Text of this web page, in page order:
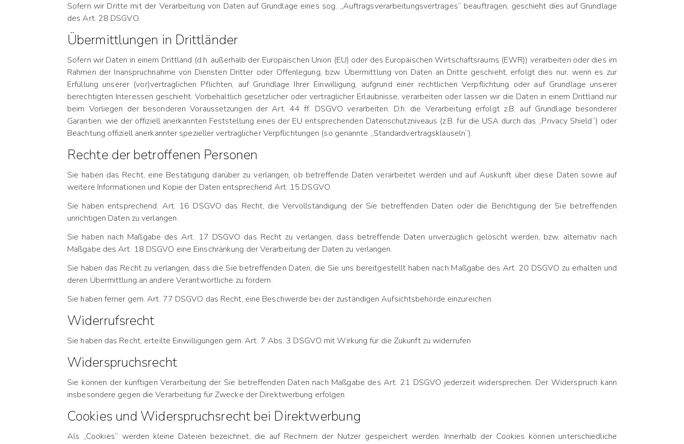
Sofern wir Dritte mit der Verarbeitung von Daten auf Grundlage eines sog. „Auftragsverarbeitungsvertrages“ beauftragen, geschieht dies auf Grundlage
des Art. 28 DSGVO.
Übermittlungen in Drittländer
Sofern wir Daten in einem Drittland (d.h. außerhalb der Europäischen Union (EU) oder des Europäischen Wirtschaftsraums (EWR)) verarbeiten oder dies im
Rahmen der Inanspruchnahme von Diensten Dritter oder Offenlegung, bzw. Übermittlung von Daten an Dritte geschieht, erfolgt dies nur, wenn es zur
Erfüllung unserer (vor)vertraglichen Pflichten, auf Grundlage Ihrer Einwilligung, aufgrund einer rechtlichen Verpflichtung oder auf Grundlage unserer
berechtigten Interessen geschieht. Vorbehaltlich gesetzlicher oder vertraglicher Erlaubnisse, verarbeiten oder lassen wir die Daten in einem Drittland nur
beim Vorliegen der besonderen Voraussetzungen der Art. 44 ff. DSGVO verarbeiten. D.h. die Verarbeitung erfolgt z.B. auf Grundlage besonderer
Garantien, wie der offiziell anerkannten Feststellung eines der EU entsprechenden Datenschutzniveaus (z.B. für die USA durch das „Privacy Shield“) oder
Beachtung offiziell anerkannter spezieller vertraglicher Verpflichtungen (so genannte „Standardvertragsklauseln“).
Rechte der betroffenen Personen
Sie haben das Recht, eine Bestätigung darüber zu verlangen, ob betreffende Daten verarbeitet werden und auf Auskunft über diese Daten sowie auf
weitere Informationen und Kopie der Daten entsprechend Art. 15 DSGVO.
Sie haben entsprechend. Art. 16 DSGVO das Recht, die Vervollständigung der Sie betreffenden Daten oder die Berichtigung der Sie betreffenden
unrichtigen Daten zu verlangen.
Sie haben nach Maßgabe des Art. 17 DSGVO das Recht zu verlangen, dass betreffende Daten unverzüglich gelöscht werden, bzw. alternativ nach
Maßgabe des Art. 18 DSGVO eine Einschränkung der Verarbeitung der Daten zu verlangen.
Sie haben das Recht zu verlangen, dass die Sie betreffenden Daten, die Sie uns bereitgestellt haben nach Maßgabe des Art. 20 DSGVO zu erhalten und
deren Übermittlung an andere Verantwortliche zu fordern.
Sie haben ferner gem. Art. 77 DSGVO das Recht, eine Beschwerde bei der zuständigen Aufsichtsbehörde einzureichen.
Widerrufsrecht
Sie haben das Recht, erteilte Einwilligungen gem. Art. 7 Abs. 3 DSGVO mit Wirkung für die Zukunft zu widerrufen
Widerspruchsrecht
Sie können der künftigen Verarbeitung der Sie betreffenden Daten nach Maßgabe des Art. 21 DSGVO jederzeit widersprechen. Der Widerspruch kann
insbesondere gegen die Verarbeitung für Zwecke der Direktwerbung erfolgen.
Cookies und Widerspruchsrecht bei Direktwerbung
Als „Cookies“ werden kleine Dateien bezeichnet, die auf Rechnern der Nutzer gespeichert werden. Innerhalb der Cookies können unterschiedliche